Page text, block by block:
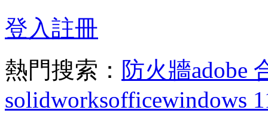
登入註冊
熱門搜索： 防火牆adobe
solidworksofficewindows